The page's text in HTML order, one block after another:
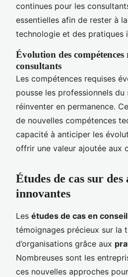
continues pour les
essentielles afin de rester à
technologie et des pratiques
Évolution des compétences
consultants
Les compétences requises
pousse les professionnels du
réinventer en permanence.
de nouvelles compétences
capacité à anticiper les
offrir une valeur ajoutée aux
Études de cas sur des
innovantes
Les études de cas en conseil
témoignages précieux sur la
d’organisations grâce aux
Nombreuses sont les
ces nouvelles approches